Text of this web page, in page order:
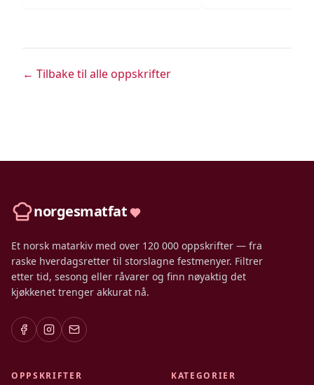
← Tilbake til alle oppskrifter
norgesmatfat
Et norsk matarkiv med over 120 000 oppskrifter — fra
raske hverdagsretter til storslagne festmenyer. Filtrer
etter tid, sesong eller råvarer og finn nøyaktig det
kjøkkenet trenger akkurat nå.
OPPSKRIFTER KATEGORIER